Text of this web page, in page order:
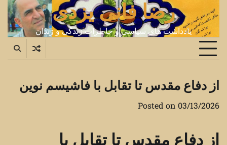
content
رضا فانی یزدی
یادداشت های سیاسی و خاطرات زندگی و زندان
از دفاع مقدس تا تقابل با فاشیسم نوین
Posted on 03/13/2026
از دفاع مقدس تا تقابل با